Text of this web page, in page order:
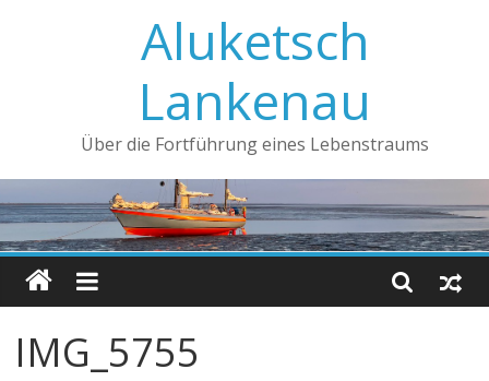
Aluketsch
Lankenau
Über die Fortführung eines Lebenstraums
IMG_5755